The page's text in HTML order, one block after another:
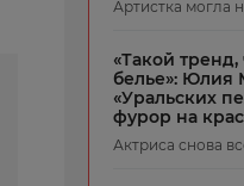
Артистка могла
«Такой
белье»: Юлия
«Уральских
фурор на
Актриса снова